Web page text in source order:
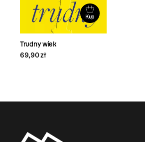
Kup
Trudny wiek
69,90 zł